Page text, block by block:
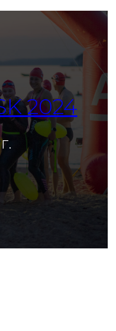
2024